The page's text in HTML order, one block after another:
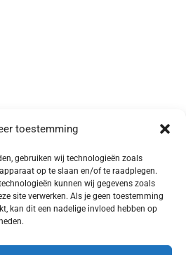
toestemming
gebruiken wij technologieën zoals
op te slaan en/of te raadplegen.
kunnen wij gegevens zoals
site verwerken. Als je geen toestemming
kan dit een nadelige invloed hebben op